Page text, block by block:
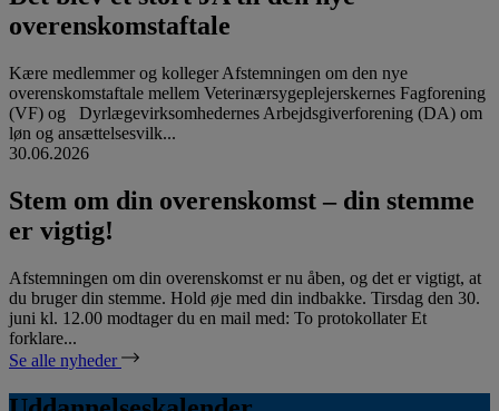
overenskomstaftale
Kære medlemmer og kolleger Afstemningen om den nye
overenskomstaftale mellem Veterinærsygeplejerskernes Fagforening
(VF) og Dyrlægevirksomhedernes Arbejdsgiverforening (DA) om
løn og ansættelsesvilk...
30.06.2026
Stem om din overenskomst – din stemme
er vigtig!
Afstemningen om din overenskomst er nu åben, og det er vigtigt, at
du bruger din stemme. Hold øje med din indbakke. Tirsdag den 30.
juni kl. 12.00 modtager du en mail med: To protokollater Et
forklare...
Se alle nyheder